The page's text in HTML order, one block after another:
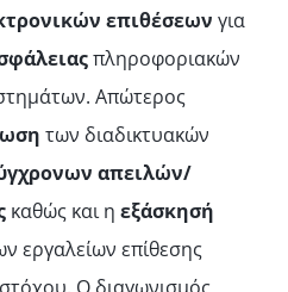
επιθέσεων για
πληροφοριακών
Απώτερος
των διαδικτυακών
απειλών/
καθώς και η εξάσκησή
εργαλείων επίθεσης